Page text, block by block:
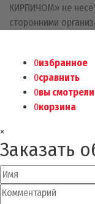
КИРПИЧОМ» не
сторонними
0избранное
0сравнить
0вы смотрели
0корзина
×
Заказать